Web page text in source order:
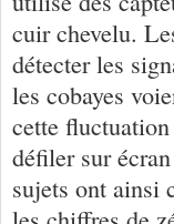
cuir chevelu.
détecter les
les cobayes
cette
défiler sur
sujets ont ainsi